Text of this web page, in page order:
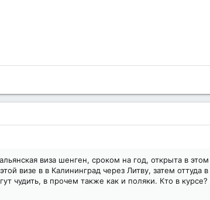
виза шенген, сроком на год, открыта в
визе в в Калининград через Литву, затем оттуда
чудить, в прочем также как и поляки. Кто в курсе?